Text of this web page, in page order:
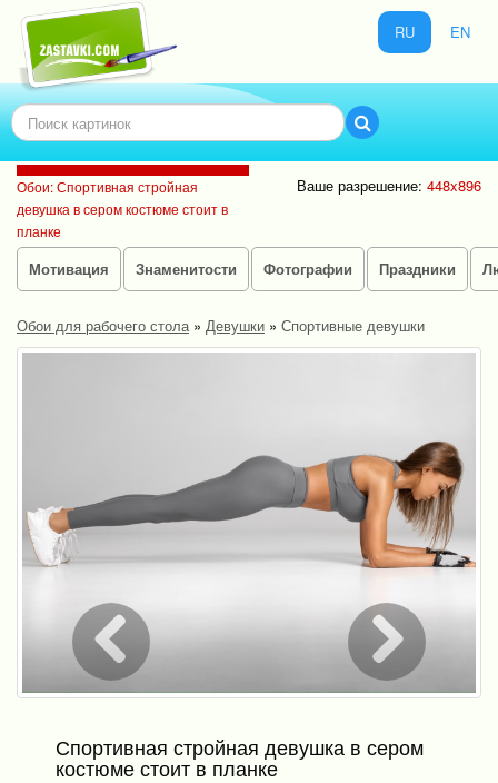
RU EN
Обои: Спортивная стройная
девушка в сером костюме стоит в
планке
Ваше разрешение: 448x896
Мотивация Знаменитости Фотографии Праздники
Обои для рабочего стола» Девушки » Спортивные девушки
Спортивная стройная девушка в сером
костюме стоит в планке